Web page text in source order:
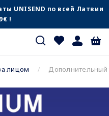
UNISEND по всей Латвии
!
лицом